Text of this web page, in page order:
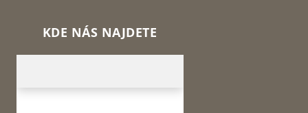
KDE NÁS NAJDETE